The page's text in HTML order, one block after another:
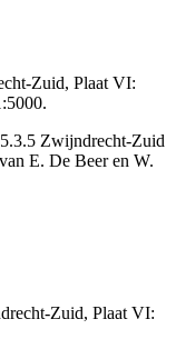
Zuid, Plaat VI:
Zwijndrecht-Zuid
E. De Beer en W.
Zuid, Plaat VI: